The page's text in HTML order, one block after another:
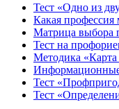
Тест «Одно из
Какая профессия
Матрица выбора
Тест на
Методика «Карта
Тест
Тест